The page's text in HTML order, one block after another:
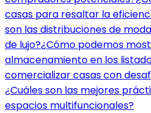
casas para resaltar la
son las distribuciones de
de lujo?¿Cómo podemos
almacenamiento en los
comercializar casas con
¿Cuáles son las mejores
espacios multifuncionales?